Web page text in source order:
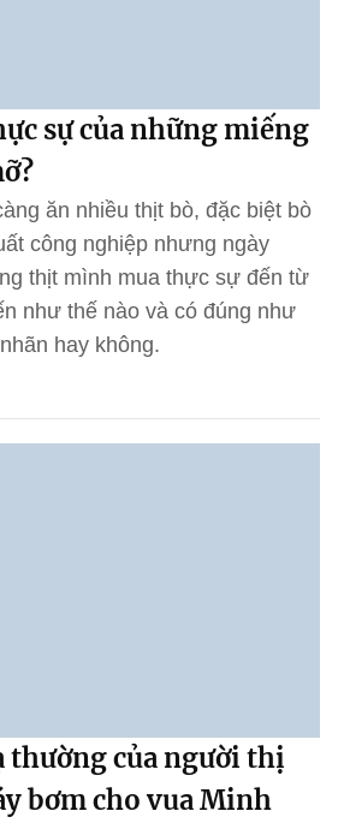
sự của những miếng
ăn nhiều thịt bò, đặc biệt bò
công nghiệp nhưng ngày
thịt mình mua thực sự đến từ
như thế nào và có đúng như
hay không.
thường của người thị
bơm cho vua Minh